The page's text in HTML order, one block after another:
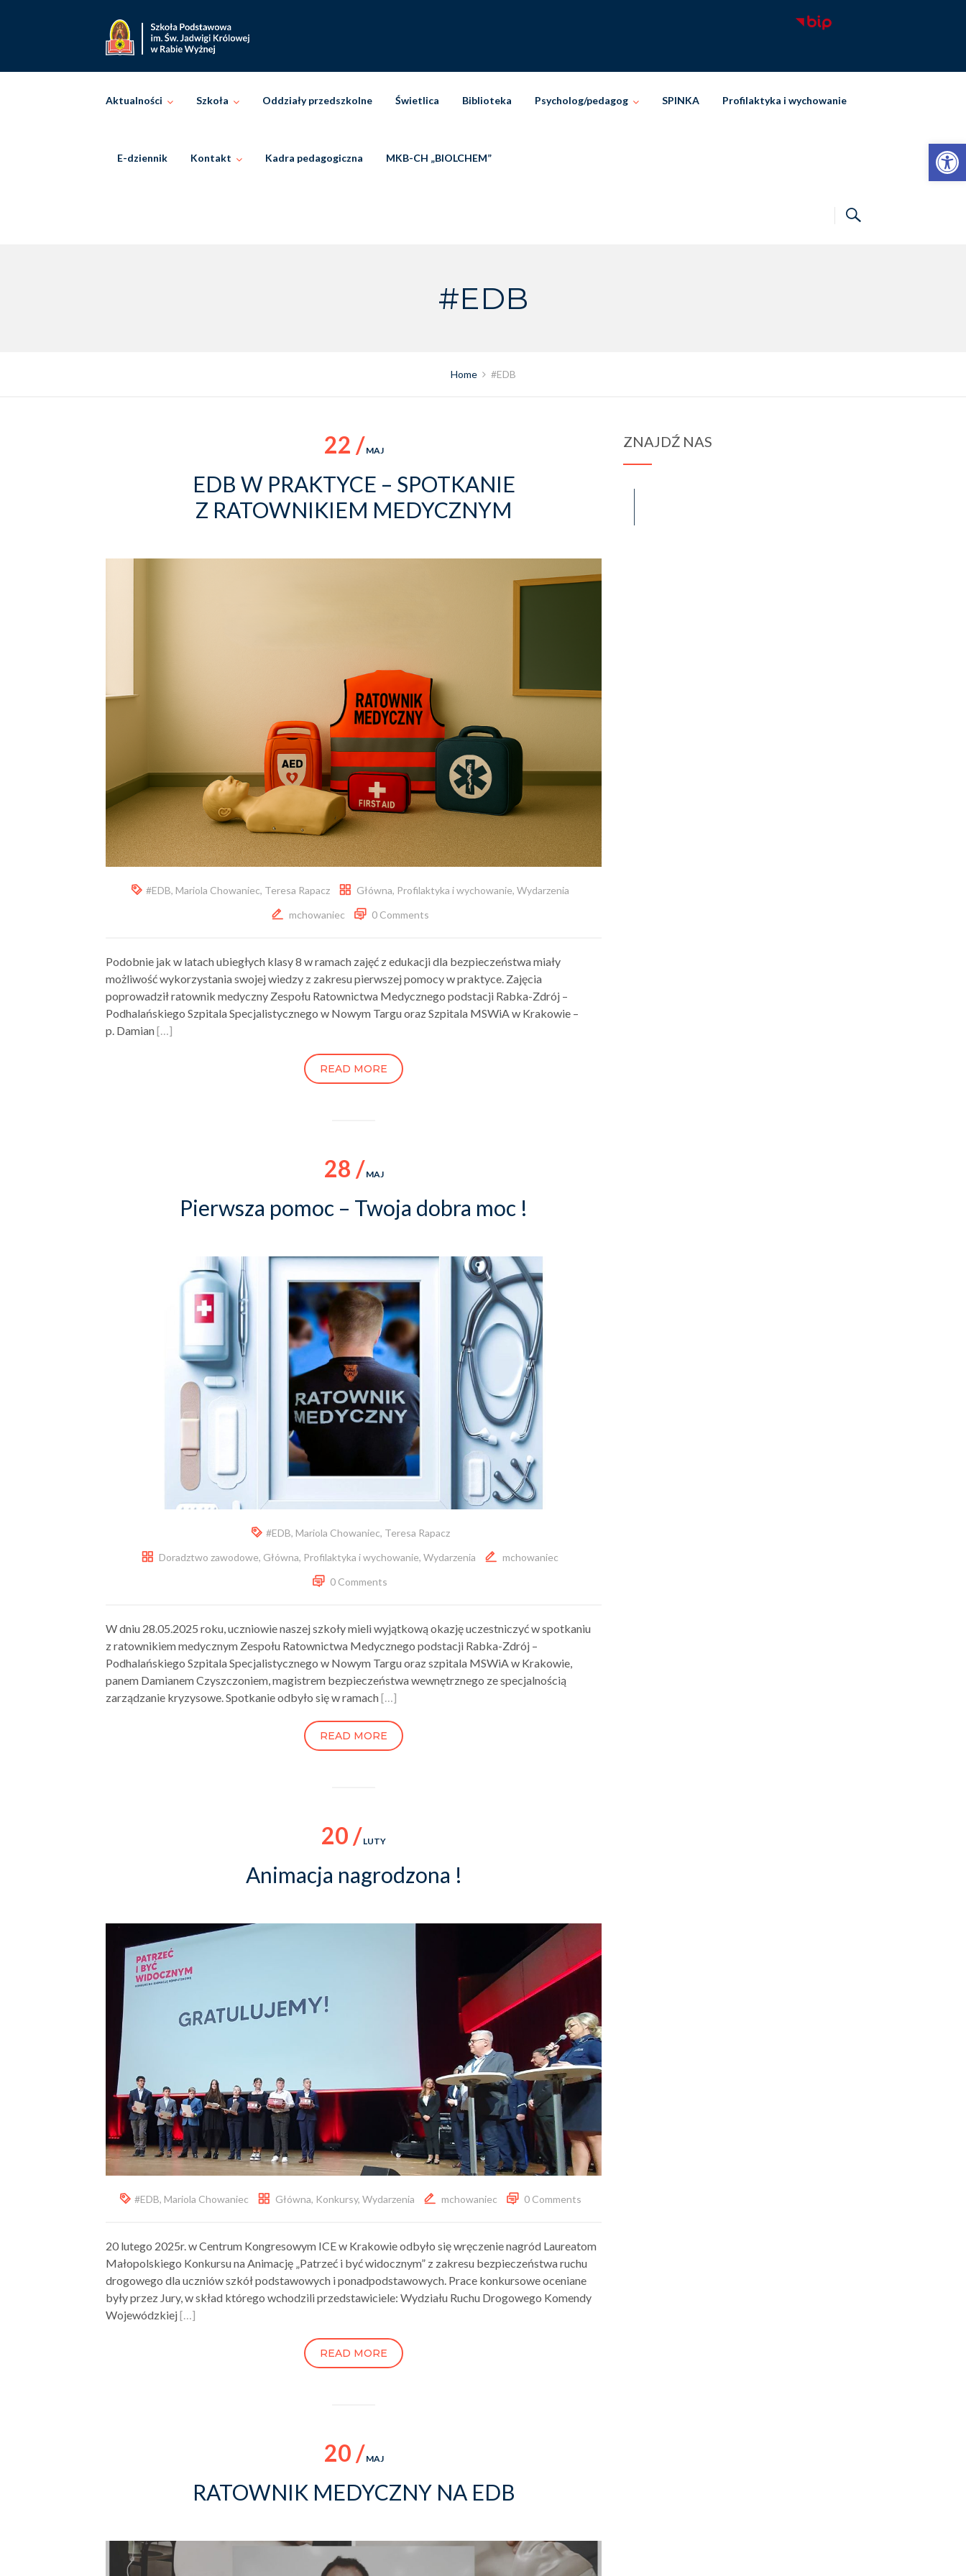
Otwórz pasek narzędzi
Aktualności Szkoła Oddziały przedszkolne Świetlica Biblioteka Psycholog/pedagog SPINKA Profilaktyka i wychowanie
E-dziennik Kontakt Kadra pedagogiczna MKB-CH „BIOLCHEM”
#EDB
Home #EDB
22 / MAJ
EDB W PRAKTYCE – SPOTKANIE
Z RATOWNIKIEM MEDYCZNYM
#EDB, Mariola Chowaniec, Teresa Rapacz Główna, Profilaktyka i wychowanie, Wydarzenia
mchowaniec
0 Comments
Podobnie jak w latach ubiegłych klasy 8 w ramach zajęć z edukacji dla bezpieczeństwa miały
możliwość wykorzystania swojej wiedzy z zakresu pierwszej pomocy w praktyce. Zajęcia
poprowadził ratownik medyczny Zespołu Ratownictwa Medycznego podstacji Rabka-Zdrój –
Podhalańskiego Szpitala Specjalistycznego w Nowym Targu oraz Szpitala MSWiA w Krakowie –
p. Damian[…]
READ MORE
28 / MAJ
Pierwsza pomoc – Twoja dobra moc !
#EDB, Mariola Chowaniec, Teresa Rapacz
Doradztwo zawodowe, Główna, Profilaktyka i wychowanie, Wydarzenia
mchowaniec
0 Comments
W dniu 28.05.2025 roku, uczniowie naszej szkoły mieli wyjątkową okazję uczestniczyć w spotkaniu
z ratownikiem medycznym Zespołu Ratownictwa Medycznego podstacji Rabka-Zdrój –
Podhalańskiego Szpitala Specjalistycznego w Nowym Targu oraz szpitala MSWiA w Krakowie,
panem Damianem Czyszczoniem, magistrem bezpieczeństwa wewnętrznego ze specjalnością
zarządzanie kryzysowe. Spotkanie odbyło się w ramach[…]
READ MORE
20 / LUTY
Animacja nagrodzona !
#EDB, Mariola Chowaniec Główna, Konkursy, Wydarzenia mchowaniec 0 Comments
20 lutego 2025r. w Centrum Kongresowym ICE w Krakowie odbyło się wręczenie nagród Laureatom
Małopolskiego Konkursu na Animację „Patrzeć i być widocznym” z zakresu bezpieczeństwa ruchu
drogowego dla uczniów szkół podstawowych i ponadpodstawowych. Prace konkursowe oceniane
były przez Jury, w skład którego wchodzili przedstawiciele: Wydziału Ruchu Drogowego Komendy
Wojewódzkiej[…]
READ MORE
20 / MAJ
RATOWNIK MEDYCZNY NA EDB
ZNAJDŹ NAS